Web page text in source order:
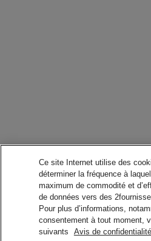
Ce site Internet utilise des
déterminer la fréquence à
maximum de commodité et
de données vers des
Pour plus d’informations,
consentement à tout moment,
suivants
Avis de confidentialité